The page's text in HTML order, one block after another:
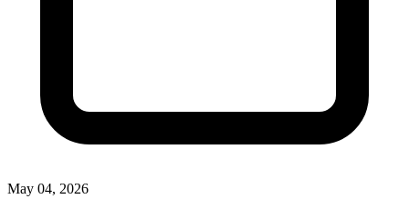
May 04, 2026